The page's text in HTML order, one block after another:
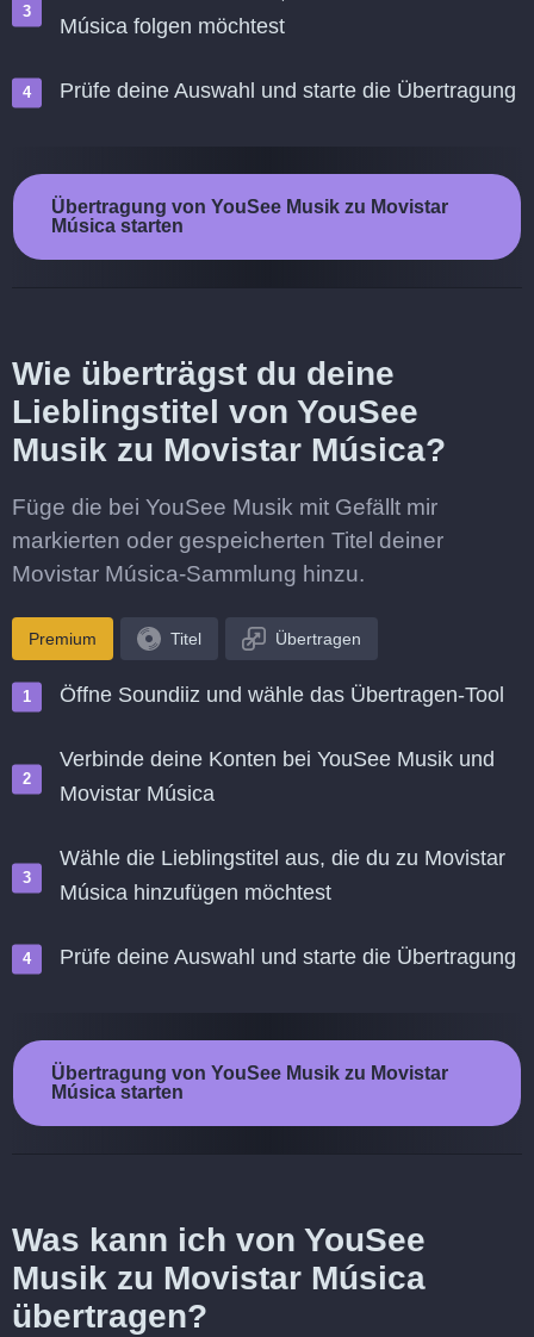
Música folgen möchtest
Prüfe deine Auswahl und starte die Übertragung
Übertragung von YouSee Musik zu Movistar
Música starten
Wie überträgst du deine
Lieblingstitel von YouSee
Musik zu Movistar Música?
Füge die bei YouSee Musik mit Gefällt mir
markierten oder gespeicherten Titel deiner
Movistar Música-Sammlung hinzu.
Premium Titel Übertragen
Öffne Soundiiz und wähle das Übertragen-Tool
Verbinde deine Konten bei YouSee Musik und
Movistar Música
Wähle die Lieblingstitel aus, die du zu Movistar
Música hinzufügen möchtest
Prüfe deine Auswahl und starte die Übertragung
Übertragung von YouSee Musik zu Movistar
Música starten
Was kann ich von YouSee
Musik zu Movistar Música
übertragen?